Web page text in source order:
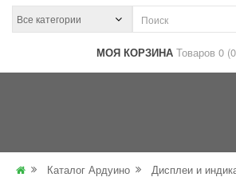
МОЯ КОРЗИНА Товаров 0
Каталог Ардуино
Дисплеи и